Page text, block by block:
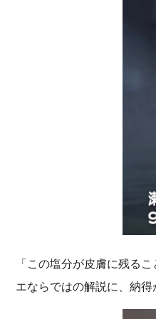
「この塩分が皮膚に残る
エならではの解説に、納